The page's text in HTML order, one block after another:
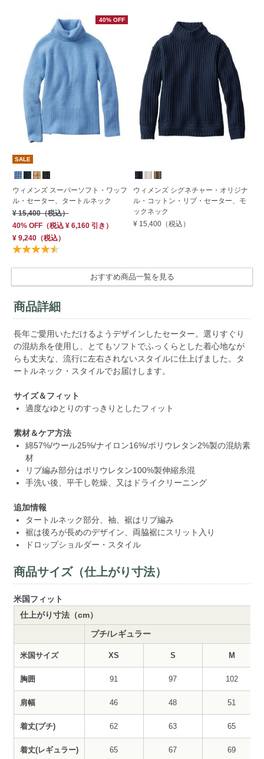
40% OFF
SALE
ウィメンズ スーパーソフト・ワッフ
ル・セーター、タートルネック
¥ 15,400（税込）
40% OFF（税込 ¥ 6,160引き）
¥ 9,240（税込）
ウィメンズ シグネチャー・オリジナ
ル・コットン・リブ・セーター、モ
ックネック
¥ 15,400 （税込）
おすすめ商品一覧を見る
商品詳細
長年ご愛用いただけるようデザインしたセーター。選りすぐり
の混紡糸を使用し、とてもソフトでふっくらとした着心地なが
らも丈夫な、流行に左右されないスタイルに仕上げました。タ
ートルネック・スタイルでお届けします。
サイズ＆フィット
適度なゆとりのすっきりとしたフィット
素材＆ケア方法
綿57%/ウール25%/ナイロン16%/ポリウレタン2%製の混紡素
材
リブ編み部分はポリウレタン100%製伸縮糸混
手洗い後、平干し乾燥、又はドライクリーニング
追加情報
タートルネック部分、袖、裾はリブ編み
裾は後ろが長めのデザイン、両脇裾にスリット入り
ドロップショルダー・スタイル
商品サイズ（仕上がり寸法）
米国フィット
仕上がり寸法（cm）
プチ/レギュラー
米国サイズ XS S M
胸囲 91 97 102
肩幅 46 48 51
着丈(プチ) 62 63 65
着丈(レギュラー) 65 67 69